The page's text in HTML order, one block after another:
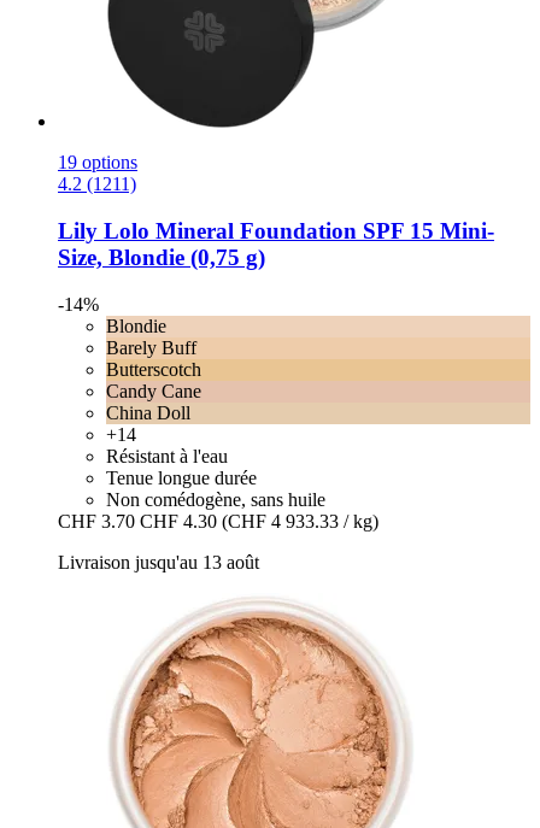
19 options
4.2 (1211)
Lily Lolo Mineral Foundation SPF 15 Mini-​
Size, Blondie (0,75 g)
-14%
Blondie
Barely Buff
Butterscotch
Candy Cane
China Doll
+14
Résistant à l'eau
Tenue longue durée
Non comédogène, sans huile
CHF 3.70 CHF 4.30 (CHF 4 933.33 / kg)
Livraison jusqu'au 13 août